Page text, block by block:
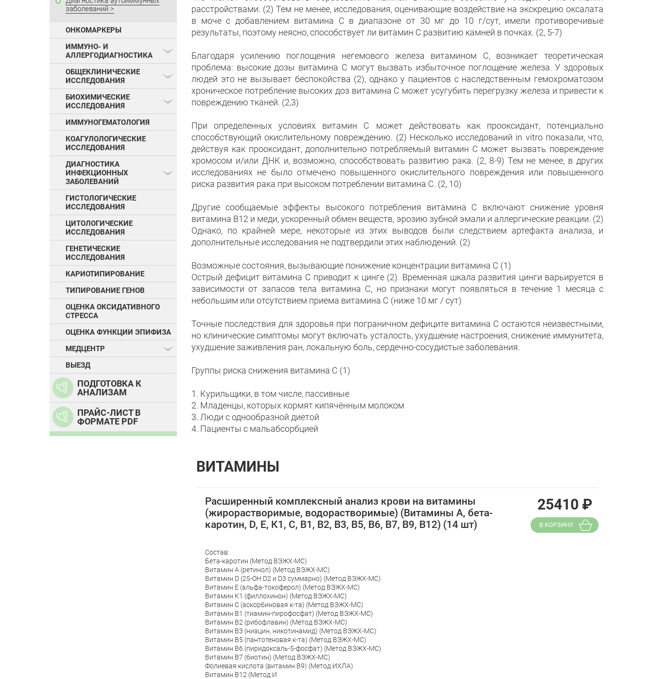
заболеваний
ОНКОМАРКЕРЫ
ИММУНО- И
АЛЛЕРГОДИАГНОСТИКА
ОБЩЕКЛИНИЧЕСКИЕ
ИССЛЕДОВАНИЯ
БИОХИМИЧЕСКИЕ
ИССЛЕДОВАНИЯ
ИММУНОГЕМАТОЛОГИЯ
КОАГУЛОЛОГИЧЕСКИЕ
ИССЛЕДОВАНИЯ
ДИАГНОСТИКА
ИНФЕКЦИОННЫХ
ЗАБОЛЕВАНИЙ
ГИСТОЛОГИЧЕСКИЕ
ИССЛЕДОВАНИЯ
ЦИТОЛОГИЧЕСКИЕ
ИССЛЕДОВАНИЯ
ГЕНЕТИЧЕСКИЕ
ИССЛЕДОВАНИЯ
КАРИОТИПИРОВАНИЕ
ТИПИРОВАНИЕ ГЕНОВ
ОЦЕНКА ОКСИДАТИВНОГО
СТРЕССА
ОЦЕНКА ФУНКЦИИ ЭПИФИЗА
МЕДЦЕНТР
ВЫЕЗД
ПОДГОТОВКА К
АНАЛИЗАМ
ПРАЙС-ЛИСТ В
ФОРМАТЕ PDF
расстройствами. (2) Тем не менее, исследования, оценивающие воздействие на экскрецию оксалата
в моче с добавлением витамина С в диапазоне от 30 мг до 10 г/сут, имели противоречивые
результаты, поэтому неясно, способствует ли витамин С развитию камней в почках. (2, 5-7)
Благодаря усилению поглощения негемового железа витамином С, возникает теоретическая
проблема: высокие дозы витамина С могут вызвать избыточное поглощение железа. У здоровых
людей это не вызывает беспокойства (2), однако у пациентов с наследственным гемохроматозом
хроническое потребление высоких доз витамина С может усугубить перегрузку железа и привести к
повреждению тканей. (2,3)
При определенных условиях витамин С может действовать как прооксидант, потенциально
способствующий окислительному повреждению. (2) Несколько исследований in vitro показали, что,
действуя как прооксидант, дополнительно потребляемый витамин С может вызвать повреждение
хромосом и/или ДНК и, возможно, способствовать развитию рака. (2, 8-9) Тем не менее, в других
исследованиях не было отмечено повышенного окислительного повреждения или повышенного
риска развития рака при высоком потреблении витамина С. (2, 10)
Другие сообщаемые эффекты высокого потребления витамина С включают снижение уровня
витамина B12 и меди, ускоренный обмен веществ, эрозию зубной эмали и аллергические реакции. (2)
Однако, по крайней мере, некоторые из этих выводов были следствием артефакта анализа, и
дополнительные исследования не подтвердили этих наблюдений. (2)
Возможные состояния, вызывающие понижение концентрации витамина С (1)
Острый дефицит витамина С приводит к цинге (2). Временная шкала развития цинги варьируется в
зависимости от запасов тела витамина С, но признаки могут появляться в течение 1 месяца с
небольшим или отсутствием приема витамина С (ниже 10 мг / сут)
Точные последствия для здоровья при пограничном дефиците витамина C остаются неизвестными,
но клинические симптомы могут включать усталость, ухудшение настроения, снижение иммунитета,
ухудшение заживления ран, локальную боль, сердечно-сосудистые заболевания.
Группы риска снижения витамина С (1)
1. Курильщики, в том числе, пассивные
2. Младенцы, которых кормят кипячённым молоком
3. Люди с однообразной диетой
4. Пациенты с мальабсорбцией
ВИТАМИНЫ
Расширенный комплексный анализ крови на витамины
(жирорастворимые, водорастворимые) (Витамины А, бета-
каротин, D, Е, К1, С, В1, В2, В3, В5, В6, В7, В9, В12) (14 шт)
Состав:
Бета-каротин (Метод ВЭЖХ-МС)
Витамин А (ретинол) (Метод ВЭЖХ-МС)
Витамин D (25-OH D2 и D3 суммарно) (Метод ВЭЖХ-МС)
Витамин Е (альфа-токоферол) (Метод ВЭЖХ-МС)
Витамин К1 (филлохинон) (Метод ВЭЖХ-МС)
Витамин С (аскорбиновая к-та) (Метод ВЭЖХ-МС)
Витамин В1 (тиамин-пирофосфат) (Метод ВЭЖХ-МС)
Витамин В2 (рибофлавин) (Метод ВЭЖХ-МС)
Витамин В3 (ниацин, никотинамид) (Метод ВЭЖХ-МС)
Витамин В5 (пантотеновая к-та) (Метод ВЭЖХ-МС)
Витамин В6 (пиридоксаль-5-фосфат) (Метод ВЭЖХ-МС)
Витамин В7 (биотин) (Метод ВЭЖХ-МС)
Фолиевая кислота (витамин В9) (Метод ИХЛА)
Витамин В12 (Метод И
25410 ₽
В КОРЗИНУ